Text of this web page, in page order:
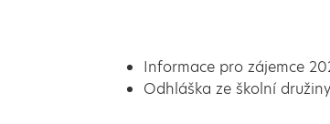
Informace pro zájemce
Odhláška ze školní